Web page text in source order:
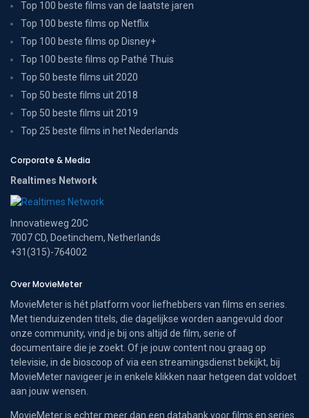
Top 100 beste films van de laatste jaren
Top 100 beste films op Netflix
Top 100 beste films op Disney+
Top 100 beste films op Pathé Thuis
Top 50 beste films uit 2020
Top 50 beste films uit 2018
Top 50 beste films uit 2019
Top 25 beste films in het Nederlands
Corporate & Media
Realtimes Network
Innovatieweg 20C
7007 CD, Doetinchem, Netherlands
+31(315)-764002
Over MovieMeter
MovieMeter is hét platform voor liefhebbers van films en series.
Met tienduizenden titels, die dagelijkse worden aangevuld door
onze community, vind je bij ons altijd de film, serie of
documentaire die je zoekt. Of je jouw content nou graag op
televisie, in de bioscoop of via een streamingsdienst bekijkt, bij
MovieMeter navigeer je in enkele klikken naar hetgeen dat voldoet
aan jouw wensen.
MovieMeter is echter meer dan een databank voor films en series.